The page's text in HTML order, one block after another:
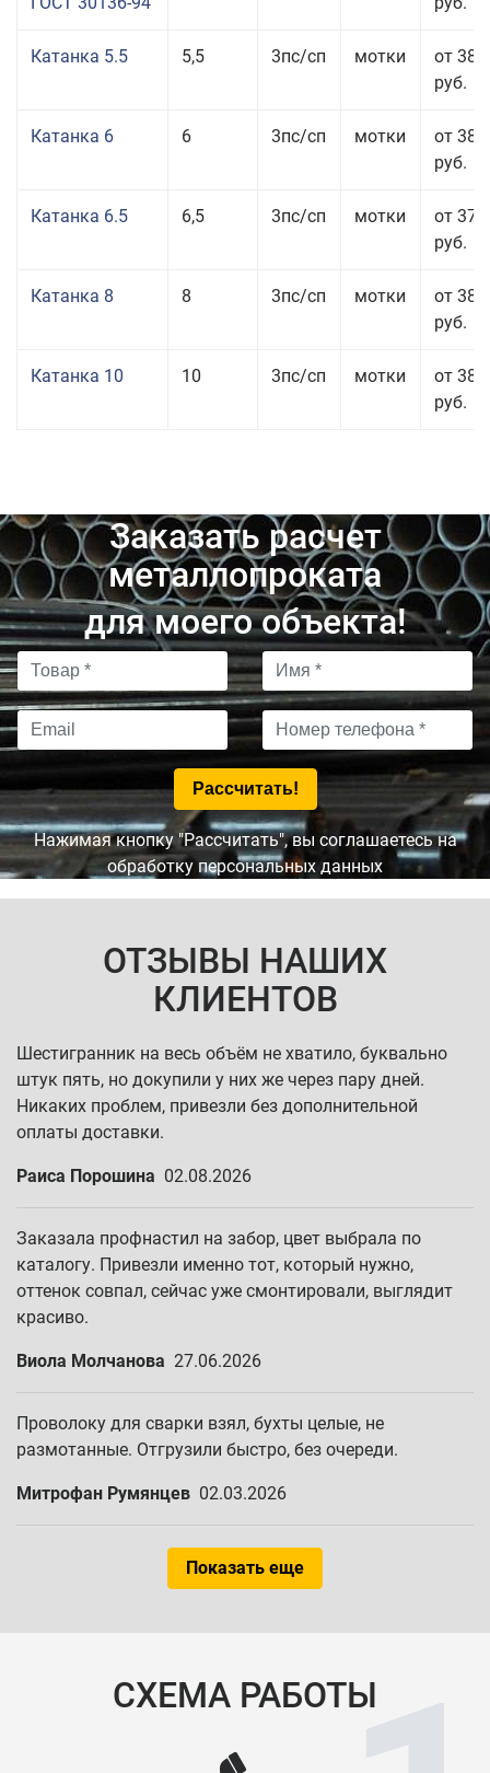
Катанка 5.5 5,5 3пс/сп мотки
от 38
руб.
Катанка 6 6 3пс/сп мотки
от 38
руб.
Катанка 6.5 6,5 3пс/сп мотки
от 37
руб.
Катанка 8 8 3пс/сп мотки
от 38
руб.
Катанка 10 10 3пс/сп мотки
от 38
руб.
Заказать расчет
металлопроката
для моего объекта!
Нажимая кнопку "Рассчитать", вы соглашаетесь на
обработку персональных данных
ОТЗЫВЫ НАШИХ
КЛИЕНТОВ
Шестигранник на весь объём не хватило, буквально
штук пять, но докупили у них же через пару дней.
Никаких проблем, привезли без дополнительной
оплаты доставки.
Раиса Порошина 02.08.2026
Заказала профнастил на забор, цвет выбрала по
каталогу. Привезли именно тот, который нужно,
оттенок совпал, сейчас уже смонтировали, выглядит
красиво.
Виола Молчанова 27.06.2026
Проволоку для сварки взял, бухты целые, не
размотанные. Отгрузили быстро, без очереди.
Митрофан Румянцев 02.03.2026
Показать еще
СХЕМА РАБОТЫ